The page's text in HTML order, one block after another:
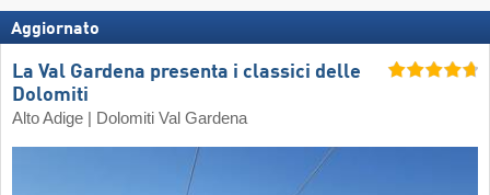
Aggiornato
La Val Gardena presenta i classici delle
Dolomiti
Alto Adige | Dolomiti Val Gardena